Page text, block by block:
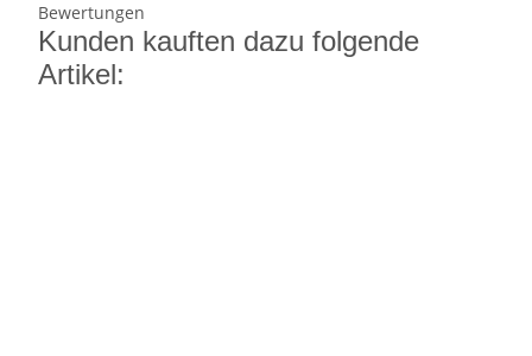
Bewertungen
Kunden kauften dazu folgende
Artikel: